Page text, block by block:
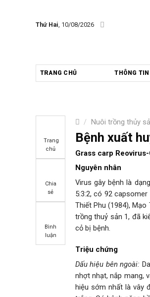
Thứ Hai, 10/08/2026
TRANG CHỦ THÔNG TIN
/ Nuôi trồng thủy
Trang
chủ
Chia
sẻ
Bình
luận
Bệnh xuất
Grass carp Reovirus-
Nguyên nhân
Virus gây bệnh là dạng
5:3:2, có 92
Thiết Phu (1984),
trồng thuỷ sản 1, đã
cỏ bị bệnh.
Triệu chứng
Dấu hiệu bên ngoài:
nhợt nhạt, nắp mang,
hiệu sớm nhất là vây